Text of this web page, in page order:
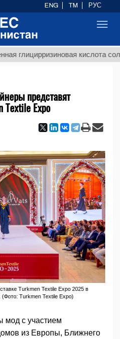
кислота
представят
Textile Expo
Turkmen Textile Expo 2025 в
Turkmen Textile Expo)
мод с участием
из Европы, Ближнего
ENG TM РУС